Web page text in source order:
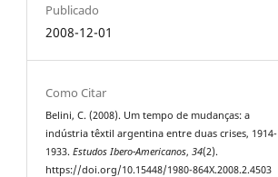
Publicado
2008-12-01
Como Citar
Belini, C. (2008). Um tempo de mudanças: a
indústria têxtil argentina entre duas crises, 1914-
1933.Estudos Ibero-Americanos,34(2).
https://doi.org/10.15448/1980-864X.2008.2.4503